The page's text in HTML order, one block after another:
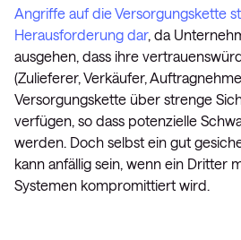
Angriffe auf die Versorgungskette
Herausforderung dar, da
ausgehen, dass ihre
(Zulieferer, Verkäufer,
Versorgungskette über strenge
verfügen, so dass potenzielle
werden. Doch selbst ein gut
kann anfällig sein, wenn ein Dritter
Systemen kompromittiert wird.